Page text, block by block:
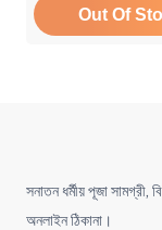
Out Of
সনাতন ধর্মীয় পূজা সামগ্রী,
অনলাইন ঠিকানা।